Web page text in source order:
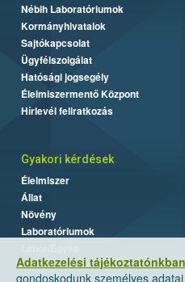
Adatkezelési tájékoztatónkban
gondoskodunk személyes
Nébih Laboratóriumok
Kormányhivatalok
Sajtókapcsolat
Ügyfélszolgálat
Hatósági jogsegély
Élelmiszermentő Központ
Hírlevél feliratkozás
Gyakori kérdések
Élelmiszer
Állat
Növény
Laboratóriumok